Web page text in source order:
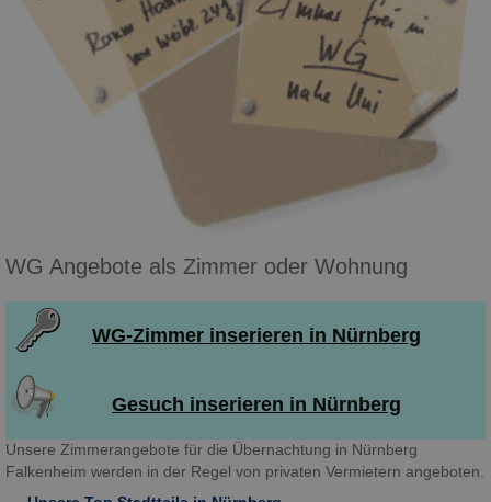
WG Angebote als Zimmer oder Wohnung
WG-Zimmer inserieren in Nürnberg
Gesuch inserieren in Nürnberg
Unsere Zimmerangebote für die Übernachtung in Nürnberg
Falkenheim werden in der Regel von privaten Vermietern angeboten.